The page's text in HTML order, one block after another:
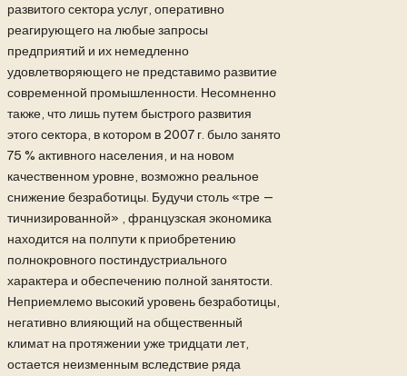
развитого сектора услуг, оперативно
реагирующего на любые запросы
предприятий и их немедленно
удовлетворяющего не представимо развитие
современной промышленности. Несомненно
также, что лишь путем быстрого развития
этого сектора, в котором в 2007 г. было занято
75 % активного населения, и на новом
качественном уровне, возможно реальное
снижение безработицы. Будучи столь «тре —
тичнизированной» , французская экономика
находится на полпути к приобретению
полнокровного постиндустриального
характера и обеспечению полной занятости.
Неприемлемо высокий уровень безработицы,
негативно влияющий на общественный
климат на протяжении уже тридцати лет,
остается неизменным вследствие ряда